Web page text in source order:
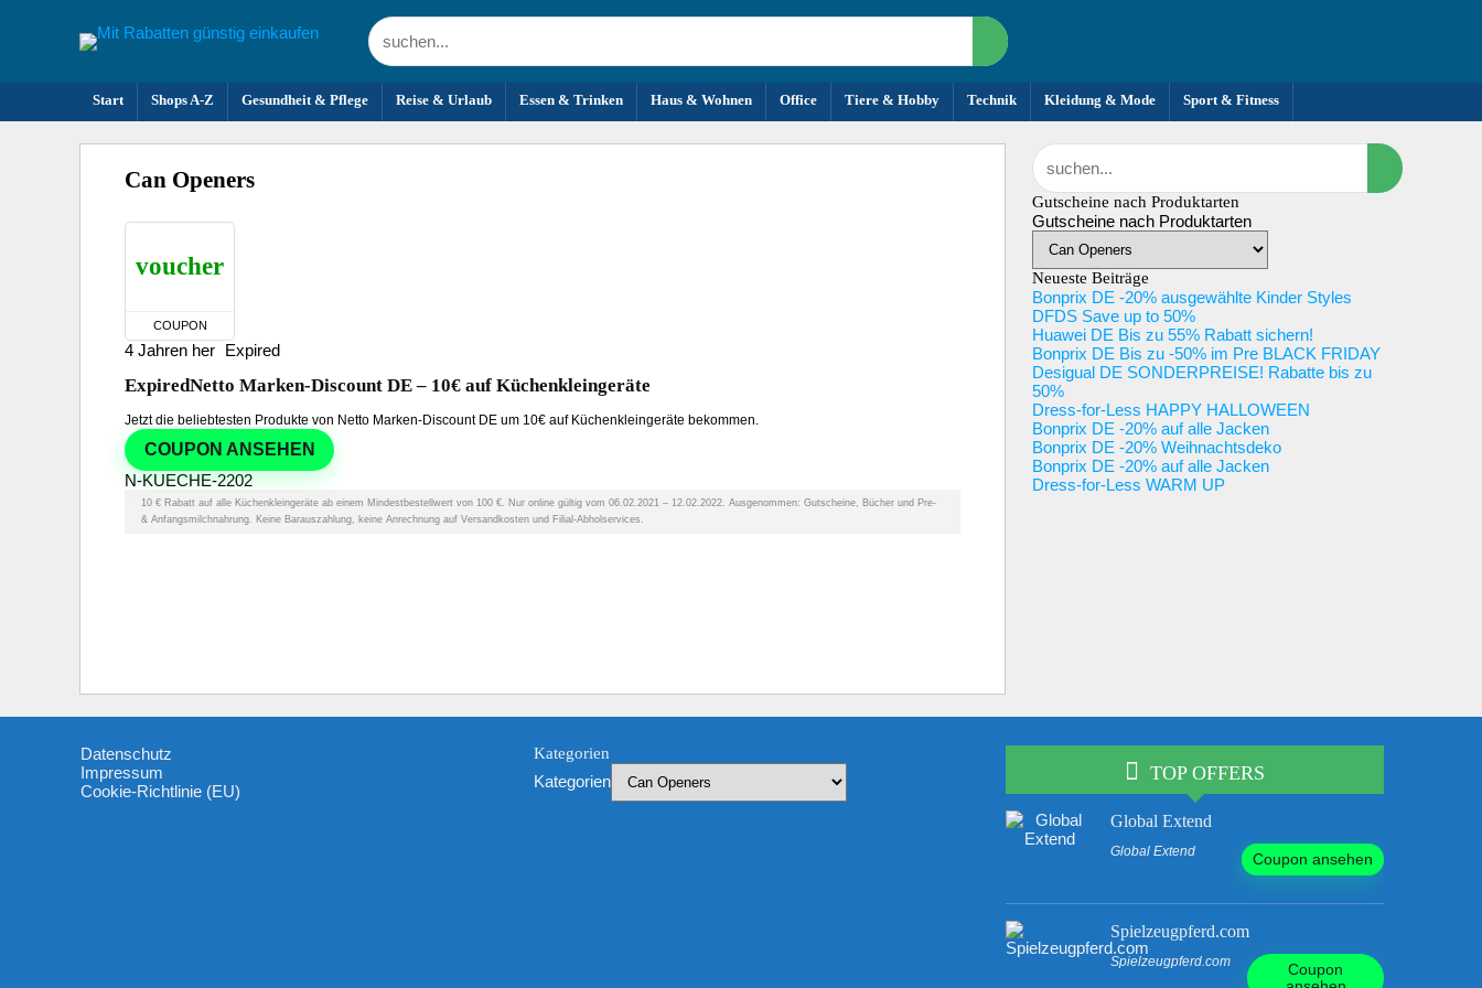
Start Shops A-Z Gesundheit & Pflege Reise & Urlaub Essen & Trinken Haus & Wohnen Office Tiere & Hobby Technik Kleidung & Mode Sport & Fitness
Can Openers
voucher
COUPON
4 Jahren her Expired
ExpiredNetto Marken-Discount DE – 10€ auf Küchenkleingeräte
Jetzt die beliebtesten Produkte von Netto Marken-Discount DE um 10€ auf Küchenkleingeräte bekommen.
COUPON ANSEHEN
N-KUECHE-2202
10 € Rabatt auf alle Küchenkleingeräte ab einem Mindestbestellwert von 100 €. Nur online gültig vom 06.02.2021 – 12.02.2022. Ausgenommen: Gutscheine, Bücher und Pre-
& Anfangsmilchnahrung. Keine Barauszahlung, keine Anrechnung auf Versandkosten und Filial-Abholservices.
Gutscheine nach Produktarten
Gutscheine nach Produktarten
Neueste Beiträge
Bonprix DE -20% ausgewählte Kinder Styles
DFDS Save up to 50%
Huawei DE Bis zu 55% Rabatt sichern!
Bonprix DE Bis zu -50% im Pre BLACK FRIDAY
Desigual DE SONDERPREISE! Rabatte bis zu
50%
Dress-for-Less HAPPY HALLOWEEN
Bonprix DE -20% auf alle Jacken
Bonprix DE -20% Weihnachtsdeko
Bonprix DE -20% auf alle Jacken
Dress-for-Less WARM UP
Datenschutz
Impressum
Cookie-Richtlinie (EU)
Kategorien
Kategorien TOP OFFERS
Global Extend
Global Extend Coupon ansehen
Spielzeugpferd.com
Spielzeugpferd.com
Coupon